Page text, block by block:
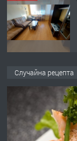
ПРЕДЛАГА
Случайна рецепта